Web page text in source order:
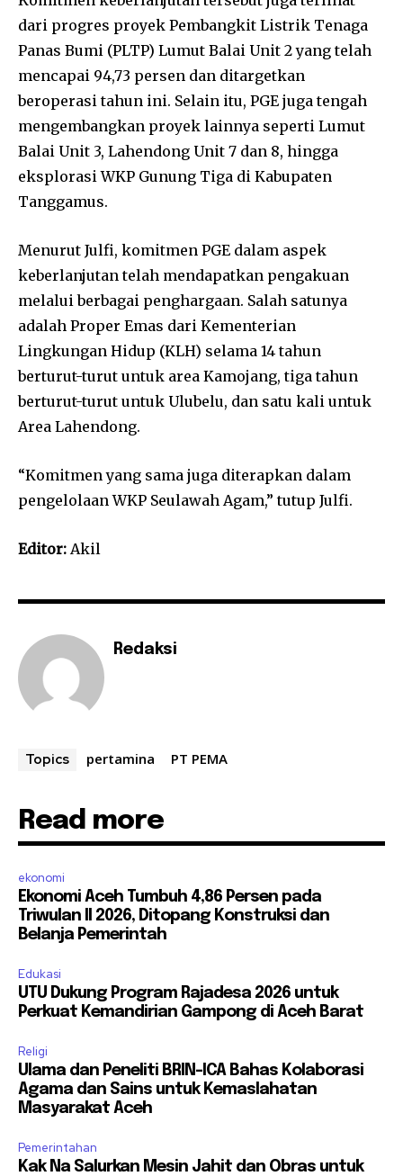
dari progres proyek Pembangkit Listrik Tenaga
Panas Bumi (PLTP) Lumut Balai Unit 2 yang telah
mencapai 94,73 persen dan ditargetkan
beroperasi tahun ini. Selain itu, PGE juga tengah
mengembangkan proyek lainnya seperti Lumut
Balai Unit 3, Lahendong Unit 7 dan 8, hingga
eksplorasi WKP Gunung Tiga di Kabupaten
Tanggamus.
Menurut Julfi, komitmen PGE dalam aspek
keberlanjutan telah mendapatkan pengakuan
melalui berbagai penghargaan. Salah satunya
adalah Proper Emas dari Kementerian
Lingkungan Hidup (KLH) selama 14 tahun
berturut-turut untuk area Kamojang, tiga tahun
berturut-turut untuk Ulubelu, dan satu kali untuk
Area Lahendong.
“Komitmen yang sama juga diterapkan dalam
pengelolaan WKP Seulawah Agam,” tutup Julfi.
Editor: Akil
Redaksi
Topics pertamina PT PEMA
Read more
ekonomi
Ekonomi Aceh Tumbuh 4,86 Persen pada
Triwulan II 2026, Ditopang Konstruksi dan
Belanja Pemerintah
Edukasi
UTU Dukung Program Rajadesa 2026 untuk
Perkuat Kemandirian Gampong di Aceh Barat
Religi
Ulama dan Peneliti BRIN-ICA Bahas Kolaborasi
Agama dan Sains untuk Kemaslahatan
Masyarakat Aceh
Pemerintahan
Kak Na Salurkan Mesin Jahit dan Obras untuk